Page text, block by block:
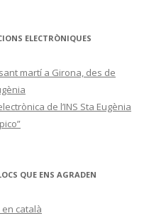
ELECTRÒNIQUES
martí a Girona, des de
de l’INS Sta Eugènia
QUE ENS AGRADEN
català